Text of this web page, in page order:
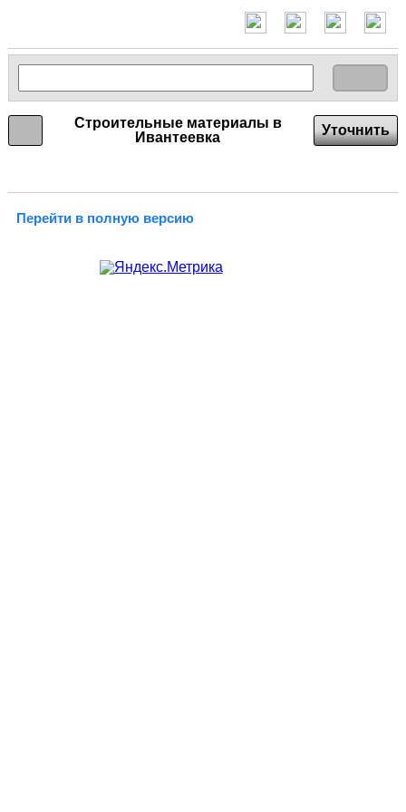
Строительные материалы в
Ивантеевка
Уточнить
Перейти в полную версию